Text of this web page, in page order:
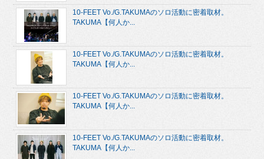
10-FEET Vo./G.TAKUMAのソロ活動に密着取材。
TAKUMA【何人か...
10-FEET Vo./G.TAKUMAのソロ活動に密着取材。
TAKUMA【何人か...
10-FEET Vo./G.TAKUMAのソロ活動に密着取材。
TAKUMA【何人か...
10-FEET Vo./G.TAKUMAのソロ活動に密着取材。
TAKUMA【何人か...